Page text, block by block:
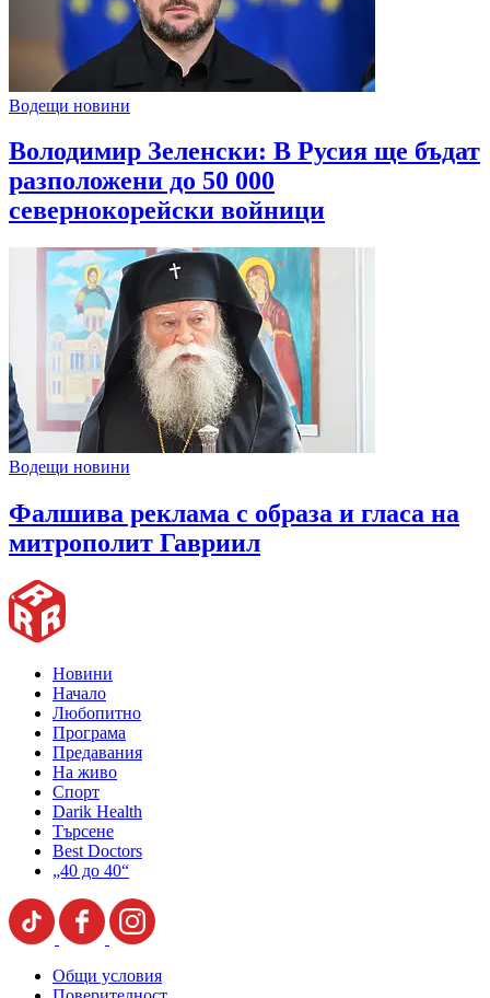
Водещи новини
Володимир Зеленски: В Русия ще бъдат
разположени до 50 000
севернокорейски войници
Водещи новини
Фалшива реклама с образа и гласа на
митрополит Гавриил
Новини
Начало
Любопитно
Програма
Предавания
На живо
Спорт
Darik Health
Търсене
Best Doctors
„40 до 40“
Общи условия